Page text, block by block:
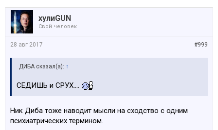
хулиGUN
Свой человек
#999
28 авг 2017
ДИБА сказал(а): ↑
СЕДИШЬ и СРУХ....
Ник Диба тоже наводит мысли на сходство с одним
психиатрических термином.